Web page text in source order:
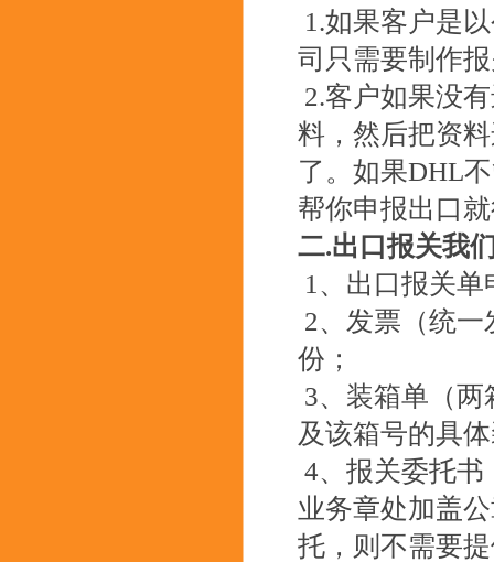
1.如果客户是
司只需要制作
2.客户如果没
料，然后把资
了。如果DHL
帮你申报出口
二.出口报关我
1、出口报关
2、发票（统
份；
3、装箱单（
及该箱号的具
4、报关委托
业务章处加盖
托，则不需要